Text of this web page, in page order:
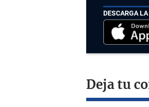
DESCARGA
Deja tu